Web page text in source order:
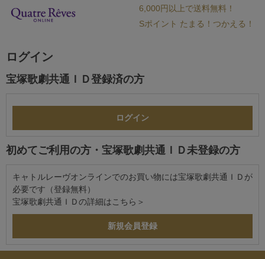
6,000円以上で送料無料！
Sポイント たまる！つかえる！
ログイン
宝塚歌劇共通ＩＤ登録済の方
初めてご利用の方・宝塚歌劇共通ＩＤ未登録の方
キャトルレーヴオンラインでのお買い物には宝塚歌劇共通ＩＤが
必要です（登録無料）
宝塚歌劇共通ＩＤの詳細は こちら＞